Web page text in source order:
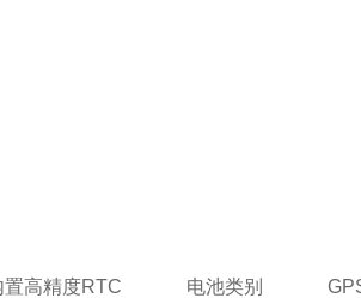
置高精度RTC 电池类别